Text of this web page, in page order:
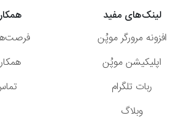
لینک‌های مفید
افزونه مرورگر موپُن
اپلیکیشن موپُن
ربات تلگرام
وبلاگ